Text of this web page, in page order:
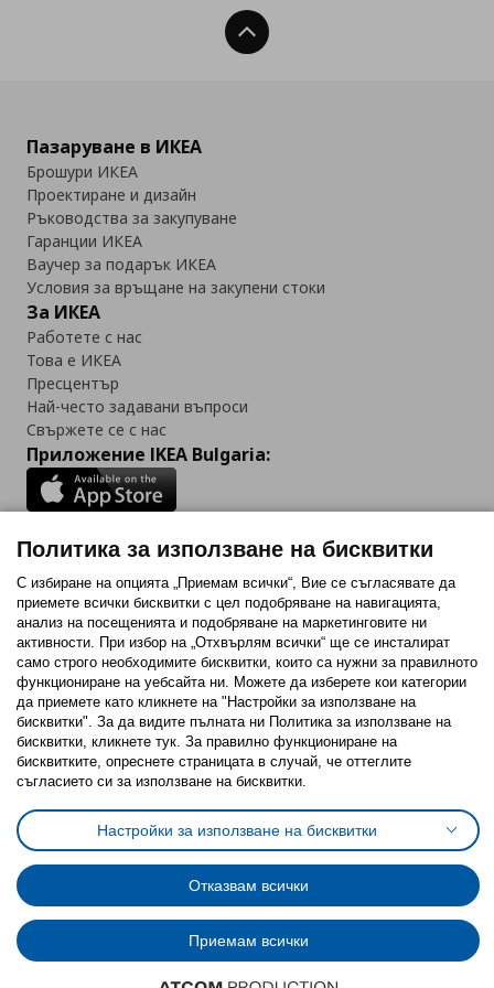
Нагоре
Пазаруване в ИКЕА
Брошури ИКЕА
Проектиране и дизайн
Ръководства за закупуване
Гаранции ИКЕА
Ваучер за подарък ИКЕА
Условия за връщане на закупени стоки
За ИКЕА
Работете с нас
Това е ИКЕА
Пресцентър
Най-често задавани въпроси
Свържете се с нас
Приложение IKEA Bulgaria:
FacebookTwitterYoutubePinterestInstagram
Политика за използване на бисквитки (Cookies)
Избор на настройки за използване на бисквитки
Политика за защита на личните данни на ikea.bg
Общи условия на програма IKEA Family
Политика за защита на лични данни на програма IKEA Family
Политика за използване на бисквитки
С избиране на опцията „Приемам всички“, Вие се съгласявате да
приемете всички бисквитки с цел подобряване на навигацията,
анализ на посещенията и подобряване на маркетинговите ни
активности. При избор на „Отхвърлям всички“ ще се инсталират
само строго необходимитe бисквитки, които са нужни за правилното
функциониране на уебсайта ни. Можете да изберете кои категории
да приемете като кликнете на "Настройки за използване на
бисквитки". За да видите пълната ни Политика за използване на
бисквитки, кликнете тук. За правилно функциониране на
бисквитките, опреснете страницата в случай, че оттеглите
съгласието си за използване на бисквитки.
Настройки за използване на бисквитки
Отказвам всички
Приемам всички